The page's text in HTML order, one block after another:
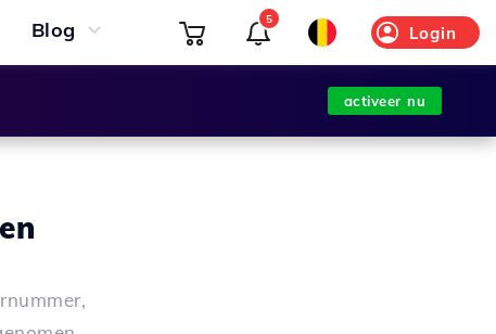
Blog Login
5
activeer nu